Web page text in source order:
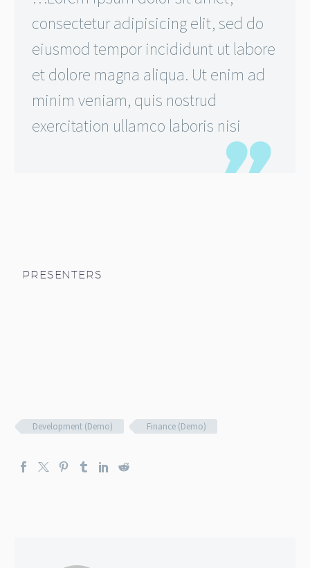
consectetur adipisicing elit, sed do
eiusmod tempor incididunt ut labore
et dolore magna aliqua. Ut enim ad
minim veniam, quis nostrud
exercitation ullamco laboris nisi
PRESENTERS
Development (Demo) Finance (Demo)